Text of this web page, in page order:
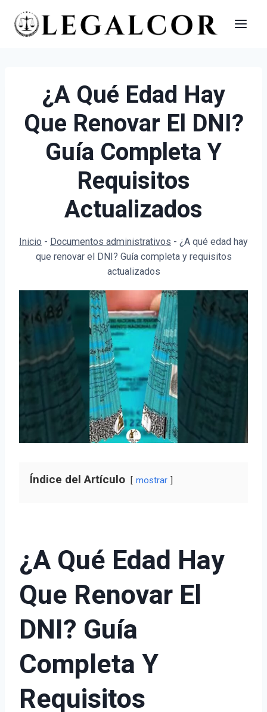
Saltar
¿A Qué Edad Hay
Que Renovar El DNI?
Guía Completa Y
Requisitos
Actualizados
Inicio - Documentos administrativos - ¿A qué edad hay
que renovar el DNI? Guía completa y requisitos
actualizados
Índice del Artículo mostrar
¿A Qué Edad Hay
Que Renovar El
DNI? Guía
Completa Y
Requisitos